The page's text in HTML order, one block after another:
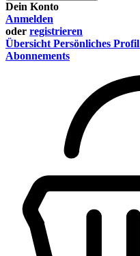
Dein Konto
Anmelden
oder registrieren
Übersicht Persönliches Profil
Abonnements